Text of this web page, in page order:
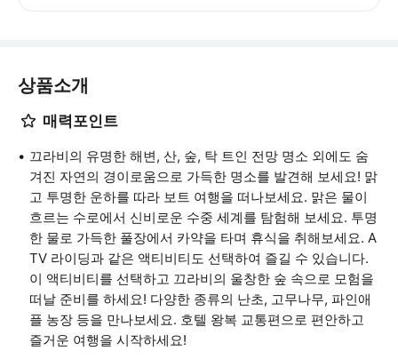
상품소개
매력포인트
끄라비의 유명한 해변, 산, 숲, 탁 트인 전망 명소 외에도 숨
겨진 자연의 경이로움으로 가득한 명소를 발견해 보세요! 맑
고 투명한 운하를 따라 보트 여행을 떠나보세요. 맑은 물이
흐르는 수로에서 신비로운 수중 세계를 탐험해 보세요. 투명
한 물로 가득한 풀장에서 카약을 타며 휴식을 취해보세요. A
TV 라이딩과 같은 액티비티도 선택하여 즐길 수 있습니다.
이 액티비티를 선택하고 끄라비의 울창한 숲 속으로 모험을
떠날 준비를 하세요! 다양한 종류의 난초, 고무나무, 파인애
플 농장 등을 만나보세요. 호텔 왕복 교통편으로 편안하고
즐거운 여행을 시작하세요!